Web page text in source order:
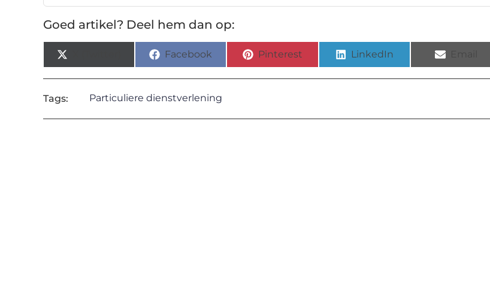
Goed artikel? Deel hem dan op:
Facebook Pinterest LinkedIn
Tags: Particuliere dienstverlening